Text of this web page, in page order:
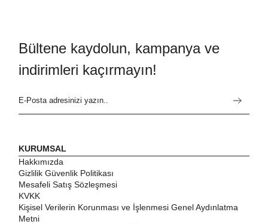
Bültene kaydolun, kampanya ve
indirimleri kaçırmayın!
KURUMSAL
Hakkımızda
Gizlilik Güvenlik Politikası
Mesafeli Satış Sözleşmesi
KVKK
Kişisel Verilerin Korunması ve İşlenmesi Genel Aydınlatma
Metni